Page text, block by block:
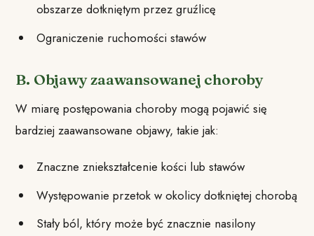
obszarze dotkniętym przez gruźlicę
Ograniczenie ruchomości stawów
B. Objawy zaawansowanej choroby
W miarę postępowania choroby mogą pojawić się
bardziej zaawansowane objawy, takie jak:
Znaczne zniekształcenie kości lub stawów
Występowanie przetok w okolicy dotkniętej chorobą
Stały ból, który może być znacznie nasilony